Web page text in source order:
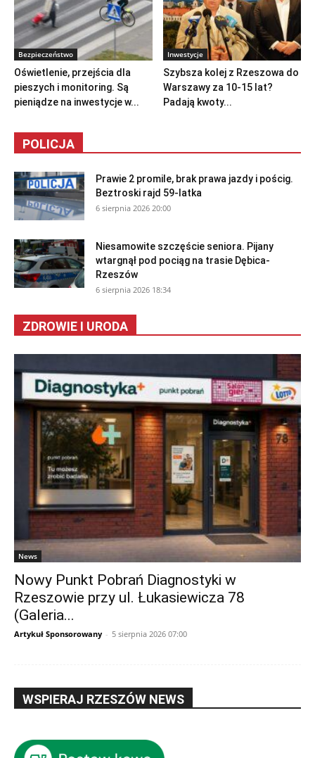
Bezpieczeństwo
Oświetlenie, przejścia dla
pieszych i monitoring. Są
pieniądze na inwestycje w...
Inwestycje
Szybsza kolej z Rzeszowa do
Warszawy za 10-15 lat?
Padają kwoty...
POLICJA
Prawie 2 promile, brak prawa jazdy i pościg.
Beztroski rajd 59-latka
6 sierpnia 2026 20:00
Niesamowite szczęście seniora. Pijany
wtargnął pod pociąg na trasie Dębica-
Rzeszów
6 sierpnia 2026 18:34
ZDROWIE I URODA
News
Nowy Punkt Pobrań Diagnostyki w
Rzeszowie przy ul. Łukasiewicza 78
(Galeria...
Artykuł Sponsorowany - 5 sierpnia 2026 07:00
WSPIERAJ RZESZÓW NEWS